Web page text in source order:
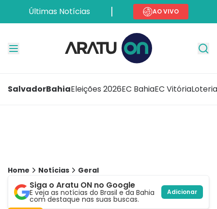
Últimas Notícias AO VIVO
SalvadorBahiaEleições 2026EC BahiaEC Vitória
Home Notícias Geral
Siga o Aratu ON no Google
E veja as notícias do Brasil e da Bahia
com destaque nas suas buscas.
Adicionar